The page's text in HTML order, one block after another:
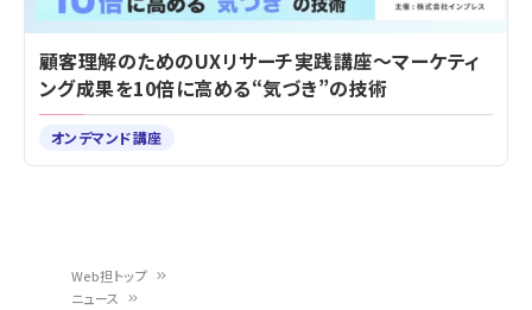
Web担トップ
ニュース
顧客理解のためのUXリサーチ実践講座～マーケティ
ング成果を10倍に高める“気づき”の技術
オンデマンド講座